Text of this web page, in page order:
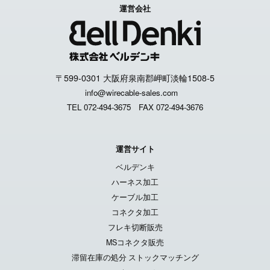
運営会社
〒599-0301 大阪府泉南郡岬町淡輪1508-5
info@wirecable-sales.com
TEL 072-494-3675 FAX 072-494-3676
運営サイト
ベルデンキ
ハーネス加工
ケーブル加工
コネクタ加工
フレキ切断販売
MSコネクタ販売
滞留在庫の処分 ストックマッチング